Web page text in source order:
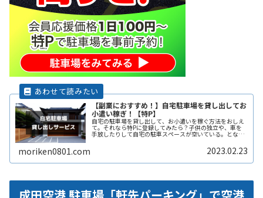
【副業におすすめ！】自宅駐車場を貸し出してお
小遣い稼ぎ！【特P】
自宅の駐車場を貸し出して、お小遣いを稼ぐ方法をおしえ
て。それなら特Pに登録してみたら？子供の独立や、車を
手放したりして自宅の駐車スペースが空いている。となり
貸すと副収入になると聞いたことがReadMore...
moriken0801.com 2023.02.23